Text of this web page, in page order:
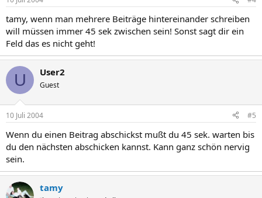
tamy, wenn man mehrere Beiträge hintereinander schreiben
will müssen immer 45 sek zwischen sein! Sonst sagt dir ein
Feld das es nicht geht!
U User2
Guest
10 Juli 2004 #5
Wenn du einen Beitrag abschickst mußt du 45 sek. warten bis
du den nächsten abschicken kannst. Kann ganz schön nervig
sein.
tamy